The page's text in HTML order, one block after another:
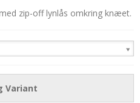
zip-off lynlås omkring knæet.
Variant